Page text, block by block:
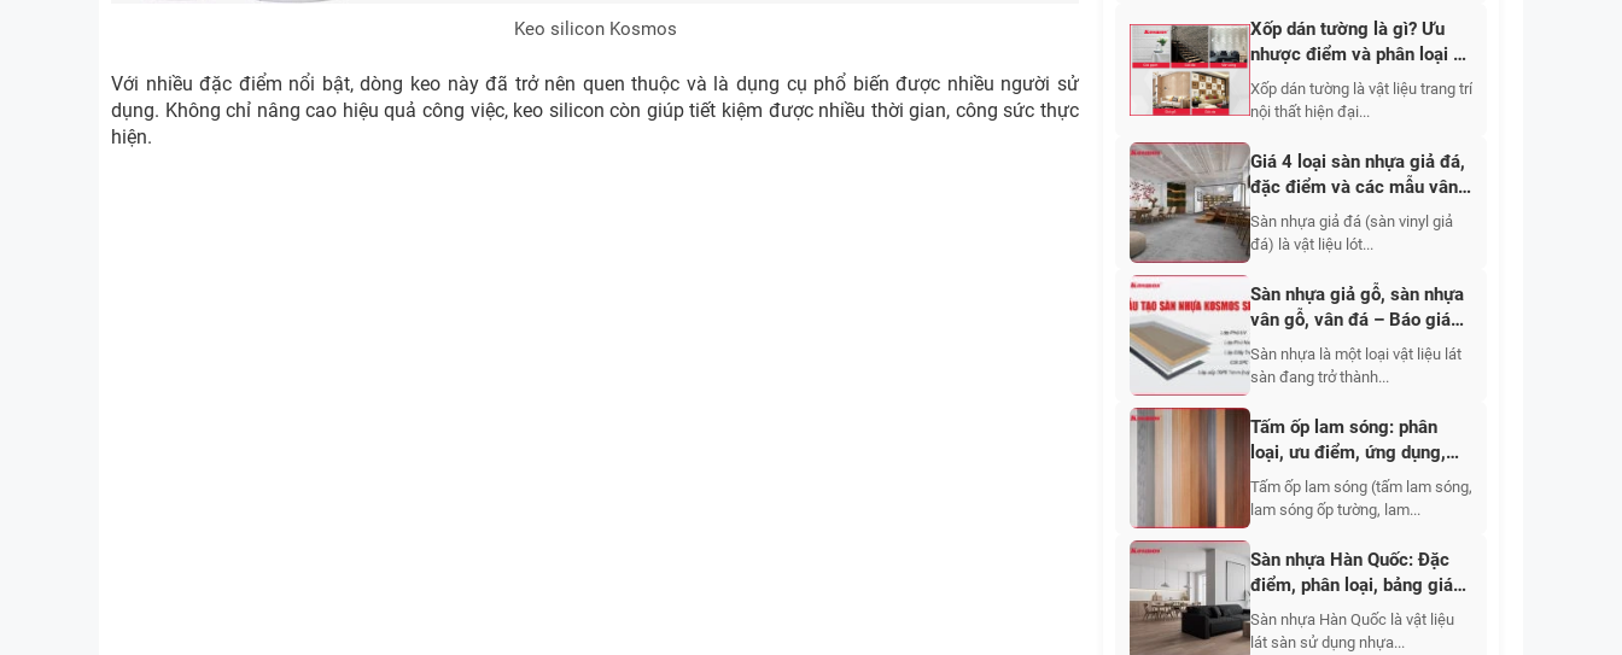
Keo silicon Kosmos
Với nhiều đặc điểm nổi bật, dòng keo này đã trở nên quen thuộc và là dụng cụ phổ biến được nhiều người sử
dụng. Không chỉ nâng cao hiệu quả công việc, keo silicon còn giúp tiết kiệm được nhiều thời gian, công sức thực
hiện.
Xốp dán tường là gì? Ưu
nhược điểm và phân loại cụ
thể
Xốp dán tường là vật liệu trang trí
nội thất hiện đại...
Giá 4 loại sàn nhựa giả đá,
đặc điểm và các mẫu vân
đẹp
Sàn nhựa giả đá (sàn vinyl giả
đá) là vật liệu lót...
Sàn nhựa giả gỗ, sàn nhựa
vân gỗ, vân đá – Báo giá
mới nhất
Sàn nhựa là một loại vật liệu lát
sàn đang trở thành...
Tấm ốp lam sóng: phân
loại, ưu điểm, ứng dụng,
báo giá 2026
Tấm ốp lam sóng (tấm lam sóng,
lam sóng ốp tường, lam...
Sàn nhựa Hàn Quốc: Đặc
điểm, phân loại, bảng giá
2026
Sàn nhựa Hàn Quốc là vật liệu
lát sàn sử dụng nhựa...